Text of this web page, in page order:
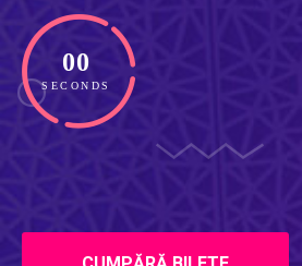
00
SECONDS